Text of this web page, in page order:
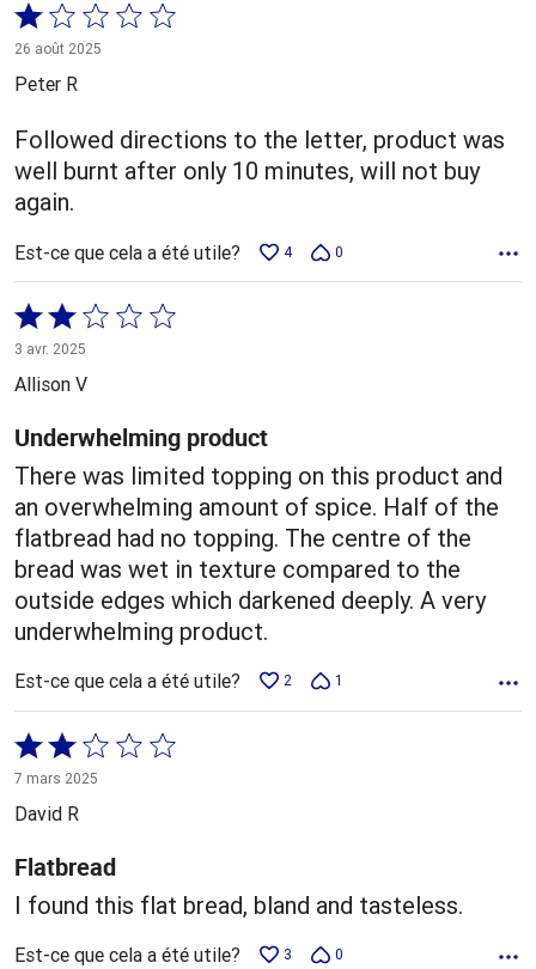
Coté
1 sur
5
26 août 2025
Peter R
Followed directions to the letter, product was
well burnt after only 10 minutes, will not buy
again.
Est-ce que cela a été utile? 4 0
Coté
2 sur
5
3 avr. 2025
Allison V
Underwhelming product
There was limited topping on this product and
an overwhelming amount of spice. Half of the
flatbread had no topping. The centre of the
bread was wet in texture compared to the
outside edges which darkened deeply. A very
underwhelming product.
Est-ce que cela a été utile? 2 1
Coté
2 sur
5
7 mars 2025
David R
Flatbread
I found this flat bread, bland and tasteless.
Est-ce que cela a été utile? 3 0